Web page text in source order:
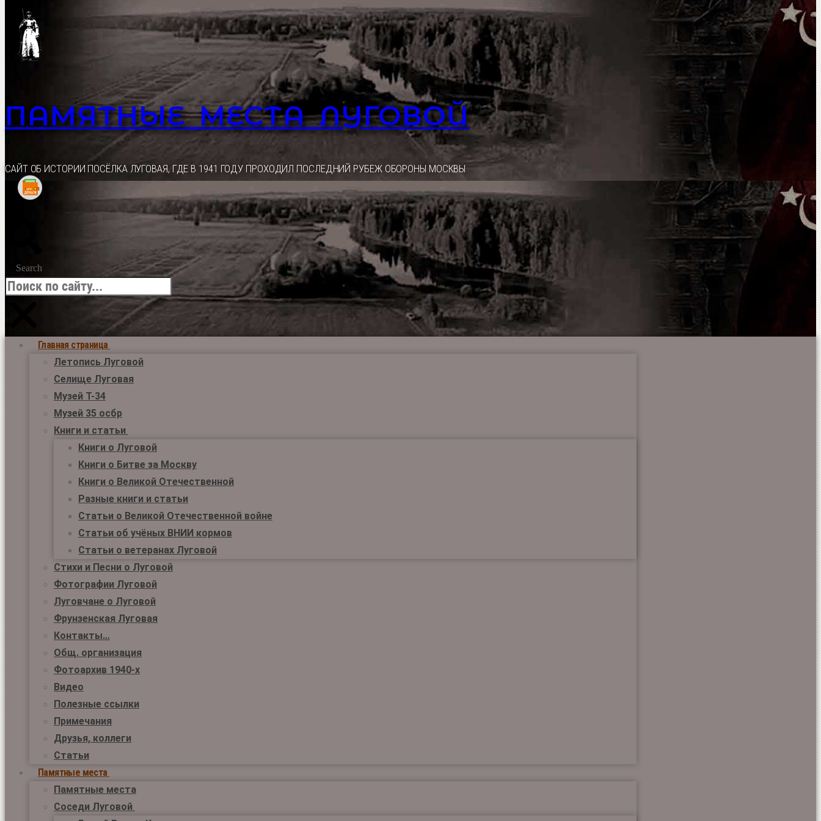
Перейти
содержимому
ПАМЯТНЫЕ МЕСТА ЛУГОВОЙ
CАЙТ ОБ ИСТОРИИ ПОСЁЛКА ЛУГОВАЯ, ГДЕ В 1941 ГОДУ ПРОХОДИЛ ПОСЛЕДНИЙ РУБЕЖ ОБОРОНЫ МОСКВЫ
Search
Главная страница
Летопись Луговой
Селище Луговая
Музей Т-34
Музей 35 осбр
Книги и статьи
Книги о Луговой
Книги о Битве за Москву
Книги о Великой Отечественной
Разные книги и статьи
Статьи о Великой Отечественной войне
Статьи об учёных ВНИИ кормов
Статьи о ветеранах Луговой
Стихи и Песни о Луговой
Фотографии Луговой
Луговчане о Луговой
Фрунзенская Луговая
Контакты…
Общ. организация
Фотоархив 1940-х
Видео
Полезные ссылки
Примечания
Друзья, коллеги
Статьи
Памятные места
Памятные места
Соседи Луговой